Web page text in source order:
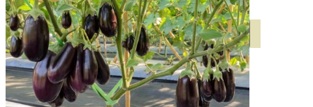
PROFESIONALES
ABONOS POR CULTIVO
VER TODOS
TOMATES